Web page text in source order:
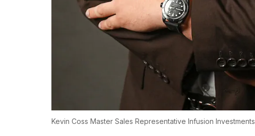
Kevin Coss Master Sales Representative Infusion Investments